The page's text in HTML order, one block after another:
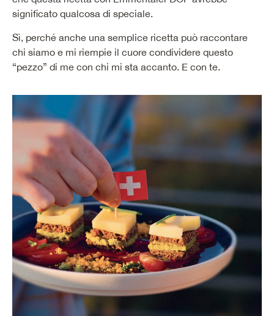
significato qualcosa di speciale.
Sì, perché anche una semplice ricetta può raccontare
chi siamo e mi riempie il cuore condividere questo
“pezzo” di me con chi mi sta accanto. E con te.